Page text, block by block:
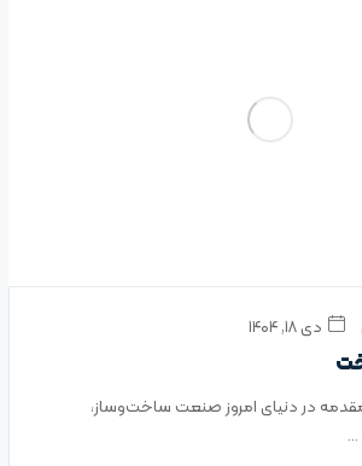
دی ۱۸, ۱۴۰۴
در دنیای امروز صنعت ساخت‌وساز،